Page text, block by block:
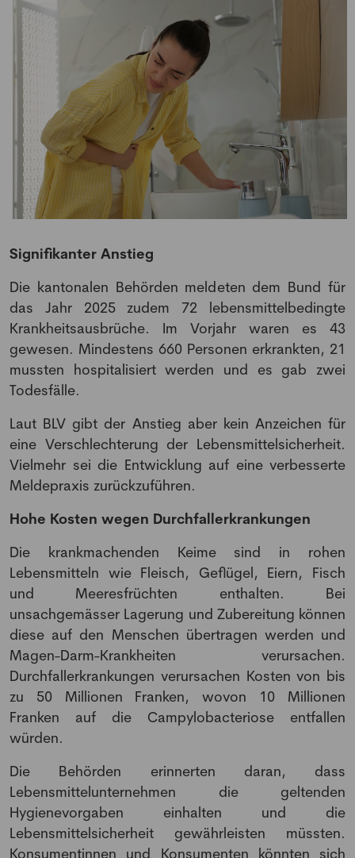
Signifikanter Anstieg
Die kantonalen Behörden meldeten dem Bund für
das Jahr 2025 zudem 72 lebensmittelbedingte
Krankheitsausbrüche. Im Vorjahr waren es 43
gewesen. Mindestens 660 Personen erkrankten, 21
mussten hospitalisiert werden und es gab zwei
Todesfälle.
Laut BLV gibt der Anstieg aber kein Anzeichen für
eine Verschlechterung der Lebensmittelsicherheit.
Vielmehr sei die Entwicklung auf eine verbesserte
Meldepraxis zurückzuführen.
Hohe Kosten wegen Durchfallerkrankungen
Die krankmachenden Keime sind in rohen
Lebensmitteln wie Fleisch, Geflügel, Eiern, Fisch
und Meeresfrüchten enthalten. Bei
unsachgemässer Lagerung und Zubereitung können
diese auf den Menschen übertragen werden und
Magen-Darm-Krankheiten verursachen.
Durchfallerkrankungen verursachen Kosten von bis
zu 50 Millionen Franken, wovon 10 Millionen
Franken auf die Campylobacteriose entfallen
würden.
Die Behörden erinnerten daran, dass
Lebensmittelunternehmen die geltenden
Hygienevorgaben einhalten und die
Lebensmittelsicherheit gewährleisten müssten.
Konsumentinnen und Konsumenten könnten sich
NEWSLETTER